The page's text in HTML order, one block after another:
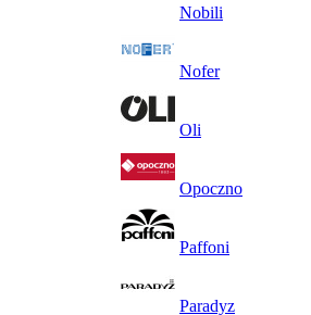
Nobili
Nofer
Oli
Opoczno
Paffoni
Paradyz